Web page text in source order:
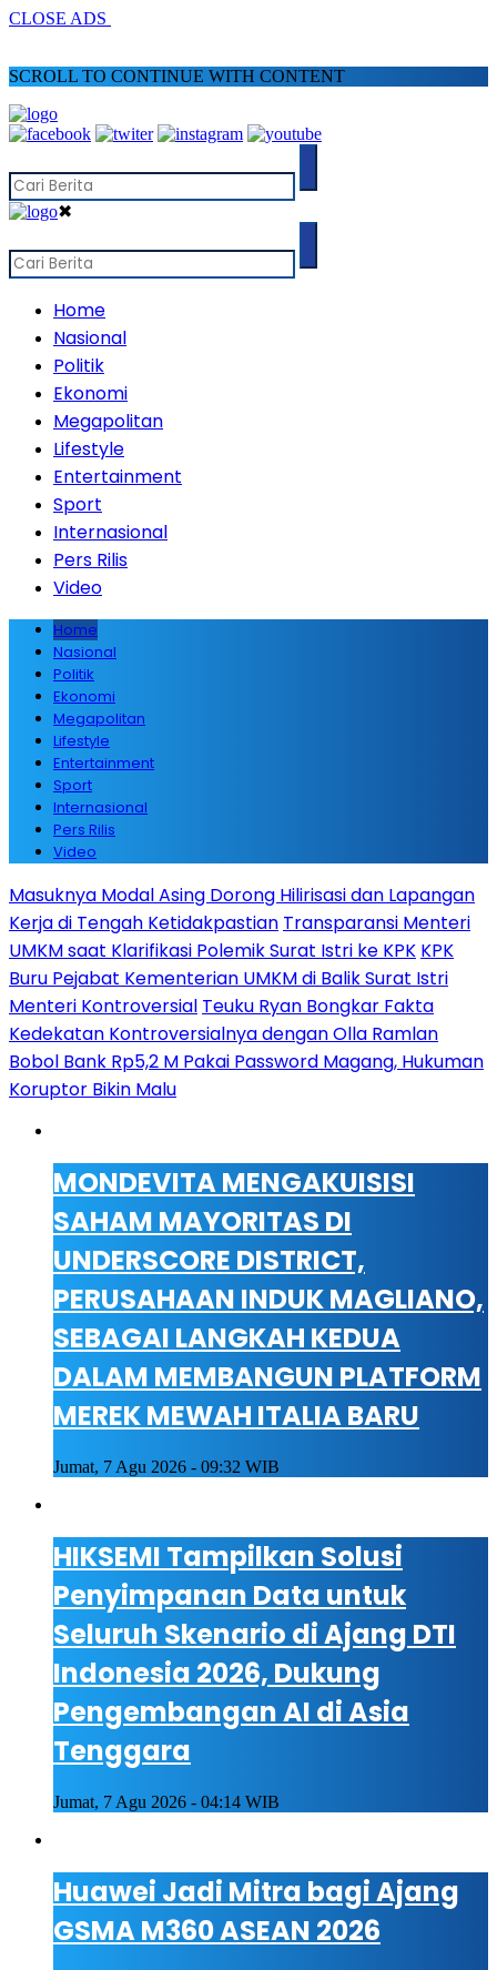
CLOSE ADS
SCROLL TO CONTINUE WITH CONTENT
✖
Home
Nasional
Politik
Ekonomi
Megapolitan
Lifestyle
Entertainment
Sport
Internasional
Pers Rilis
Video
Home
Nasional
Politik
Ekonomi
Megapolitan
Lifestyle
Entertainment
Sport
Internasional
Pers Rilis
Video
Masuknya Modal Asing Dorong Hilirisasi dan Lapangan
Kerja di Tengah Ketidakpastian Transparansi Menteri
UMKM saat Klarifikasi Polemik Surat Istri ke KPK KPK
Buru Pejabat Kementerian UMKM di Balik Surat Istri
Menteri Kontroversial Teuku Ryan Bongkar Fakta
Kedekatan Kontroversialnya dengan Olla Ramlan
Bobol Bank Rp5,2 M Pakai Password Magang, Hukuman
Koruptor Bikin Malu
MONDEVITA MENGAKUISISI
SAHAM MAYORITAS DI
UNDERSCORE DISTRICT,
PERUSAHAAN INDUK MAGLIANO,
SEBAGAI LANGKAH KEDUA
DALAM MEMBANGUN PLATFORM
MEREK MEWAH ITALIA BARU
Jumat, 7 Agu 2026 - 09:32 WIB
HIKSEMI Tampilkan Solusi
Penyimpanan Data untuk
Seluruh Skenario di Ajang DTI
Indonesia 2026, Dukung
Pengembangan AI di Asia
Tenggara
Jumat, 7 Agu 2026 - 04:14 WIB
Huawei Jadi Mitra bagi Ajang
GSMA M360 ASEAN 2026